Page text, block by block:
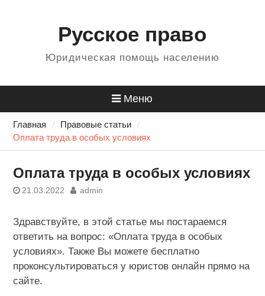
Русское право
Юридическая помощь населению
Меню
Главная
Правовые статьи
Оплата труда в особых условиях
Оплата труда в особых условиях
21.03.2022 admin
Здравствуйте, в этой статье мы постараемся
ответить на вопрос: «Оплата труда в особых
условиях». Также Вы можете бесплатно
проконсультироваться у юристов онлайн прямо на
сайте.
сайту: 484499@cp9.ru